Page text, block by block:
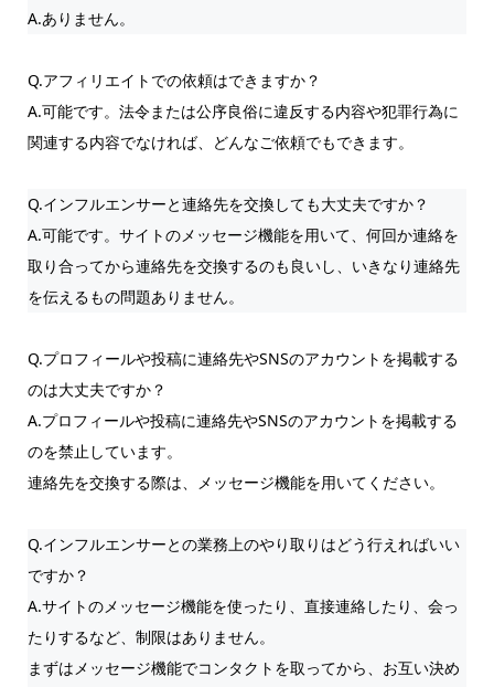
A.ありません。
Q.アフィリエイトでの依頼はできますか？
A.可能です。法令または公序良俗に違反する内容や犯罪行為に
関連する内容でなければ、どんなご依頼でもできます。
Q.インフルエンサーと連絡先を交換しても大丈夫ですか？
A.可能です。サイトのメッセージ機能を用いて、何回か連絡を
取り合ってから連絡先を交換するのも良いし、いきなり連絡先
を伝えるもの問題ありません。
Q.プロフィールや投稿に連絡先やSNSのアカウントを掲載する
のは大丈夫ですか？
A.プロフィールや投稿に連絡先やSNSのアカウントを掲載する
のを禁止しています。
連絡先を交換する際は、メッセージ機能を用いてください。
Q.インフルエンサーとの業務上のやり取りはどう行えればいい
ですか？
A.サイトのメッセージ機能を使ったり、直接連絡したり、会っ
たりするなど、制限はありません。
まずはメッセージ機能でコンタクトを取ってから、お互い決め